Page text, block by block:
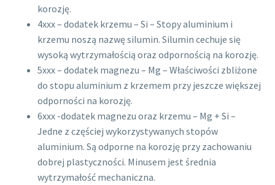
korozję.
4xxx – dodatek krzemu – Si – Stopy aluminium i
krzemu noszą nazwę silumin. Silumin cechuje się
wysoką wytrzymałością oraz odpornością na korozję.
5xxx – dodatek magnezu – Mg – Właściwości zbliżone
do stopu aluminium z krzemem przy jeszcze większej
odporności na korozję.
6xxx -dodatek magnezu oraz krzemu – Mg + Si –
Jedne z częściej wykorzystywanych stopów
aluminium. Są odporne na korozję przy zachowaniu
dobrej plastyczności. Minusem jest średnia
wytrzymałość mechaniczna.